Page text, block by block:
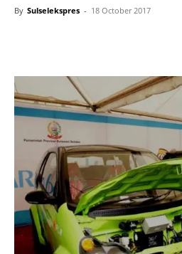
By Sulselekspres - 18 October 2017